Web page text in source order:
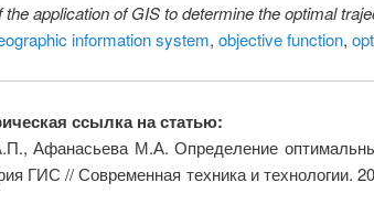
the application of GIS to determine the optimal
information system, objective function,
ссылка на статью:
Афанасьева М.А. Определение
ГИС // Современная техника и технологии.